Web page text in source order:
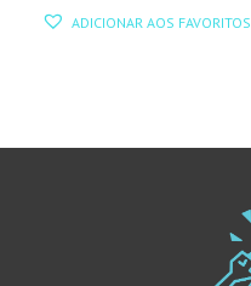
ADICIONAR AOS FAVORITOS